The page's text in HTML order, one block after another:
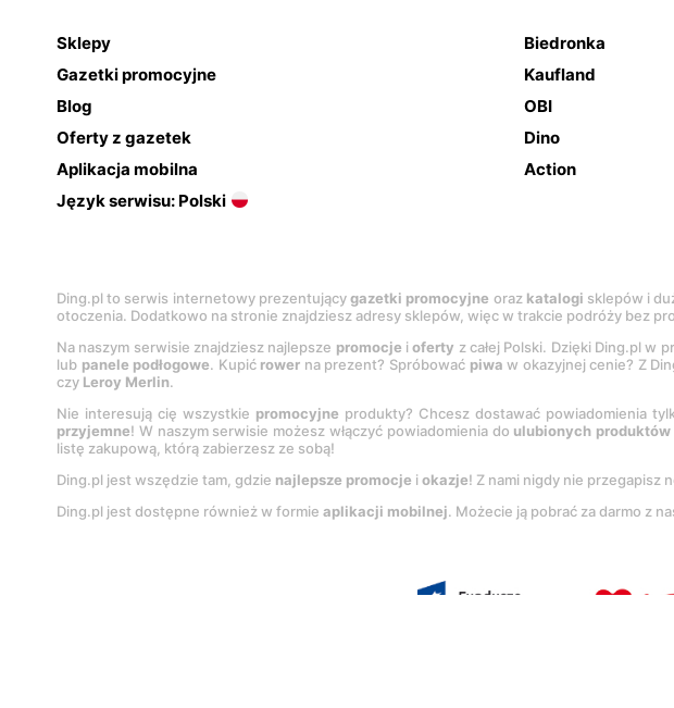
Sklepy
Gazetki promocyjne
Blog
Oferty z gazetek
Aplikacja mobilna
Język serwisu: Polski
Biedronka
Kaufland
OBI
Dino
Action
Ding.pl to serwis internetowy prezentującygazetki promocyjne oraz katalogi sklepów i
otoczenia. Dodatkowo na stronie znajdziesz adresy sklepów, więc w trakcie podróży bez
Na naszym serwisie znajdziesz najlepsze promocje ioferty z całej Polski. Dzięki Ding.pl w
lub panele podłogowe. Kupić rower na prezent? Spróbować piwa w okazyjnej cenie? Z
czy Leroy Merlin.
Nie interesują cię wszystkie promocyjne produkty? Chcesz dostawać powiadomienia
przyjemne! W naszym serwisie możesz włączyć powiadomienia do ulubionych produktów
listę zakupową, którą zabierzesz ze sobą!
Ding.pl jest wszędzie tam, gdzie najlepsze promocje i okazje! Z nami nigdy nie przegapisz
Ding.pl jest dostępne również w formie aplikacji mobilnej. Możecie ją pobrać za darmo z